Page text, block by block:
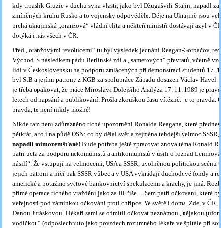
kdy trpaslík Gruzie v duchu syna vlasti, jako byl Džugašvili-Stalin, napadl za
zmíněných kruhů Rusko a to vojensky odpovědělo. Děje na Ukrajině jsou
prchá ukrajinská „oranžová“ vládní elita a někteří ministři dostávají azyl v
dotýká i nás všech v ČR.
Před „oranžovými revolucemi“ tu byl výsledek jednání Reagan-Gorbačov,
Východ. S následkem pádu Berlínské zdi a „sametových“ převratů, včetně
lidí v Československu na podporu zmlácených při demonstraci studentů 17.
byl StB a jejími patrony z KGB za spolupráce Západu dosazen Václav Havel.
je třeba opakovat, že práce Miroslava Dolejšího Analýza 17. 11. 1989 je
letech od napsání a publikování. Prošla zkouškou času vítězně: je to pravda.
pravda, to není nikdy možné!
Nikde tam není zdůrazněno tiché upozornění Ronalda Reagana, které
pětkrát, a to i na půdě OSN: co by dělal svět a zejména tehdejší velmoc SSSR,
napadli mimozemšťané! Bude potřeba ještě zpracovat znova téma Ronald
patří úcta za podporu nekomunistů a antikomunistů v úsilí o rozpad
násilí“. Že vstupují na velmocemi, USA a SSSR, uvolněnou politickou scénu
jejich patroni a ničí pak SSSR vůbec a v USA vykrádají důchodové fondy a
americké a potažmo světové bankovnictví spekulacemi a krachy, je jiná.
přímé operace tichého vraždění jako za III. říše… Sem patří očkovaní, které
veřejnosti pod záminkou očkování proti chřipce. Ve světě i doma. Zde, v ČR,
Danou Juráskovou. I lékaři sami se odmítli očkovat neznámou „nějakou
vodičkou“ (odposlechnuto jako povzdech rozumného lékaře ve špitále při